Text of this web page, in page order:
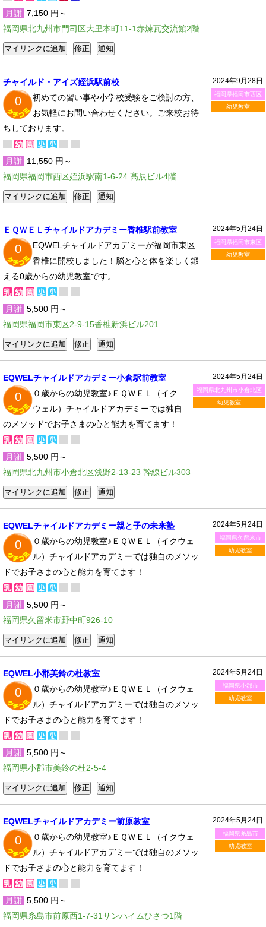
月謝 7,150 円～
福岡県北九州市門司区大里本町11-1赤煉瓦交流館2階
2024年9月28日
福岡県福岡市西区
幼児教室
チャイルド・アイズ姪浜駅前校
0
初めての習い事や小学校受験をご検討の方、
お気軽にお問い合わせください。ご来校お待
ちしております。
月謝 11,550 円～
福岡県福岡市西区姪浜駅南1-6-24 髙辰ビル4階
2024年5月24日
福岡県福岡市東区
幼児教室
ＥＱＷＥＬチャイルドアカデミー香椎駅前教室
0
EQWELチャイルドアカデミーが福岡市東区
香椎に開校しました！脳と心と体を楽しく鍛
える0歳からの幼児教室です。
月謝 5,500 円～
福岡県福岡市東区2-9-15香椎新浜ビル201
2024年5月24日
福岡県北九州市小倉北区
幼児教室
EQWELチャイルドアカデミー小倉駅前教室
0
０歳からの幼児教室♪ＥＱＷＥＬ（イク
ウェル）チャイルドアカデミーでは独自
のメソッドでお子さまの心と能力を育てます！
月謝 5,500 円～
福岡県北九州市小倉北区浅野2-13-23 幹線ビル303
2024年5月24日
福岡県久留米市
幼児教室
EQWELチャイルドアカデミー親と子の未来塾
0
０歳からの幼児教室♪ＥＱＷＥＬ（イクウェ
ル）チャイルドアカデミーでは独自のメソッ
ドでお子さまの心と能力を育てます！
月謝 5,500 円～
福岡県久留米市野中町926-10
2024年5月24日
福岡県小郡市
幼児教室
EQWEL小郡美鈴の杜教室
0
０歳からの幼児教室♪ＥＱＷＥＬ（イクウェ
ル）チャイルドアカデミーでは独自のメソッ
ドでお子さまの心と能力を育てます！
月謝 5,500 円～
福岡県小郡市美鈴の杜2-5-4
2024年5月24日
福岡県糸島市
幼児教室
EQWELチャイルドアカデミー前原教室
0
０歳からの幼児教室♪ＥＱＷＥＬ（イクウェ
ル）チャイルドアカデミーでは独自のメソッ
ドでお子さまの心と能力を育てます！
月謝 5,500 円～
福岡県糸島市前原西1-7-31サンハイムひさつ1階